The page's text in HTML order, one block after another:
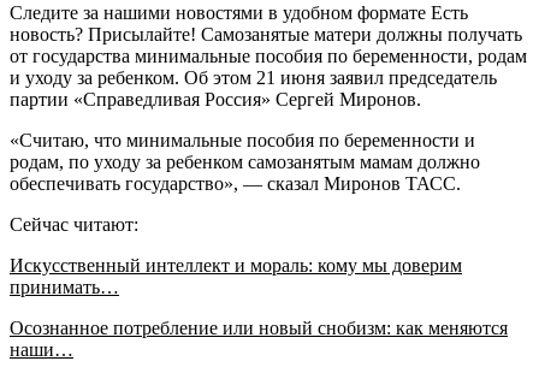
Следите за нашими новостями в удобном формате Есть
новость? Присылайте! Самозанятые матери должны получать
от государства минимальные пособия по беременности, родам
и уходу за ребенком. Об этом 21 июня заявил председатель
партии «Справедливая Россия» Сергей Миронов.
«Считаю, что минимальные пособия по беременности и
родам, по уходу за ребенком самозанятым мамам должно
обеспечивать государство», — сказал Миронов ТАСС.
Сейчас читают:
Искусственный интеллект и мораль: кому мы доверим
принимать…
Осознанное потребление или новый снобизм: как меняются
наши…